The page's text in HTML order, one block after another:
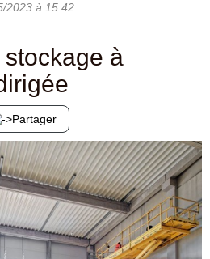
2023 à 15:42
à
Partager